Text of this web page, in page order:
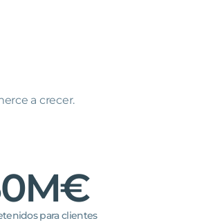
a crecer.
para clientes